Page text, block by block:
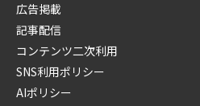
広告掲載
記事配信
コンテンツ二次利用
SNS利用ポリシー
AIポリシー